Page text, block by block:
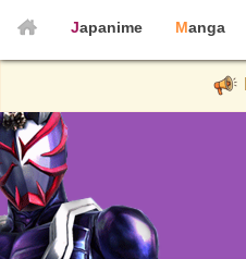
Japanime Manga